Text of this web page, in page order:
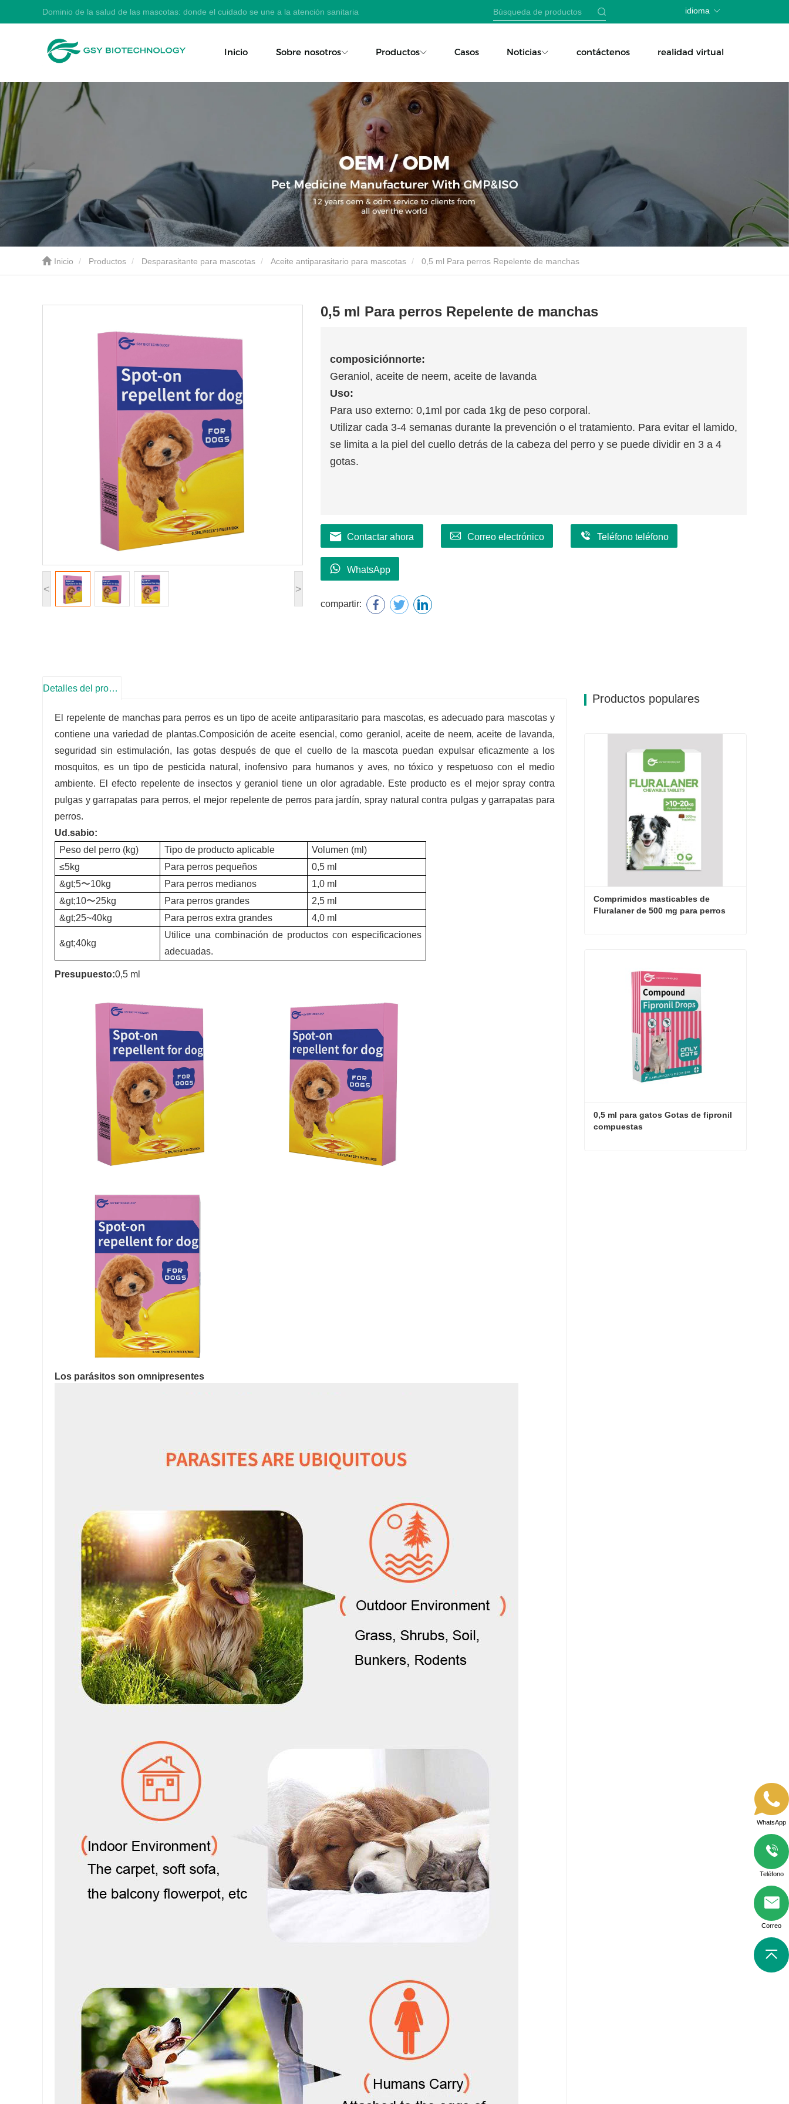
Dominio de la salud de las mascotas: donde el cuidado se une a la atención sanitaria idioma
Inicio Sobre nosotros Productos Casos Noticias contáctenos realidad virtual
Inicio Productos Desparasitante para mascotas Aceite antiparasitario para mascotas 0,5 ml Para perros Repelente de manchas
< >
0,5 ml Para perros Repelente de manchas
composiciónnorte:
Geraniol, aceite de neem, aceite de lavanda
Uso:
Para uso externo: 0,1ml por cada 1kg de peso corporal.
Utilizar cada 3-4 semanas durante la prevención o el tratamiento. Para evitar el lamido,
se limita a la piel del cuello detrás de la cabeza del perro y se puede dividir en 3 a 4
gotas.
Contactar ahora Correo electrónico Teléfono teléfono
WhatsApp
compartir:
Detalles del producto
El repelente de manchas para perros es un tipo de aceite antiparasitario para mascotas, es adecuado para mascotas y
contiene una variedad de plantas.Composición de aceite esencial, como geraniol, aceite de neem, aceite de lavanda,
seguridad sin estimulación, las gotas después de que el cuello de la mascota puedan expulsar eficazmente a los
mosquitos, es un tipo de pesticida natural, inofensivo para humanos y aves, no tóxico y respetuoso con el medio
ambiente. El efecto repelente de insectos y geraniol tiene un olor agradable. Este producto es el mejor spray contra
pulgas y garrapatas para perros, el mejor repelente de perros para jardín, spray natural contra pulgas y garrapatas para
perros.
Ud.sabio:
Peso del perro (kg)
Tipo de producto aplicable
Volumen (ml)
≤5kg
Para perros pequeños
0,5 ml
&gt;5〜10kg
Para perros medianos
1,0 ml
&gt;10〜25kg
Para perros grandes
2,5 ml
&gt;25~40kg
Para perros extra grandes 4,0 ml
&gt;40kg
Utilice una combinación de productos con especificaciones
adecuadas.
Presupuesto:0,5 ml
Los parásitos son omnipresentes
Productos populares
Comprimidos masticables de
Fluralaner de 500 mg para perros
Contactar ahora
0,5 ml para gatos Gotas de fipronil
compuestas
WhatsApp
Teléfono
Correo